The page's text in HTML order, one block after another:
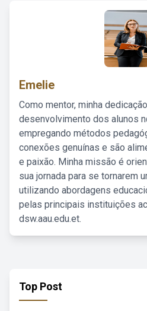
Emelie
Como mentor, minha
desenvolvimento dos alunos
empregando métodos
conexões genuínas e são
e paixão. Minha missão é
sua jornada para se tornarem
utilizando abordagens
pelas principais instituições
dsw.aau.edu.et.
Top Post